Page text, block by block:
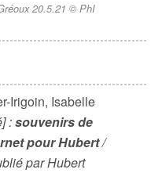
20.5.21 © PhI
Irigoin, Isabelle
:souvenirs de
pour Hubert/
par Hubert